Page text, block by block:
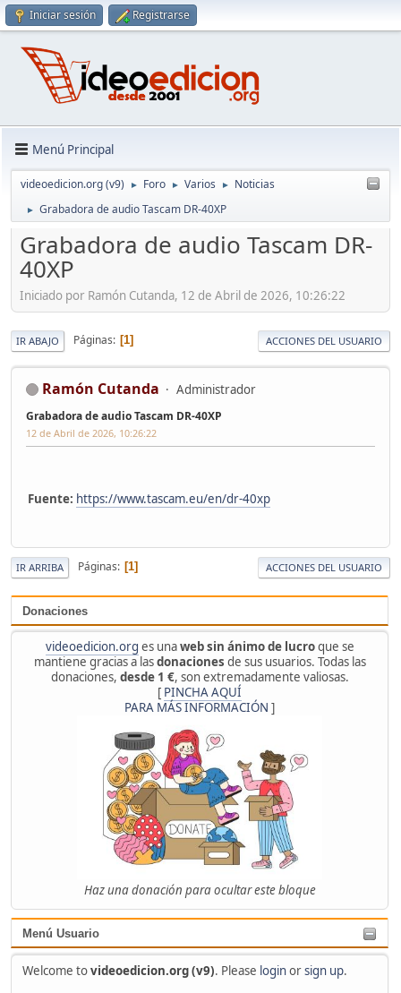
Iniciar sesión Registrarse
Menú Principal
videoedicion.org (v9) ► Foro ► Varios ► Noticias
► Grabadora de audio Tascam DR-40XP
Donaciones
videoedicion.org es unaweb sin ánimo de lucroque se
mantiene gracias a lasdonaciones de sus usuarios. Todas las
donaciones, desde 1 €, son extremadamente valiosas.
[ PINCHA AQUÍ
PARA MÁS INFORMACIÓN ]
Haz una donación para ocultar este bloque
Menú Usuario
Welcome tovideoedicion.org (v9). Please loginorsign up.
Grabadora de audio Tascam DR-
40XP
Iniciado por Ramón Cutanda, 12 de Abril de 2026, 10:26:22
IR ABAJO Páginas 1 ACCIONES DEL USUARIO
Ramón Cutanda Administrador
Grabadora de audio Tascam DR-40XP
12 de Abril de 2026, 10:26:22
Fuente: https://www.tascam.eu/en/dr-40xp
IR ARRIBA Páginas 1 ACCIONES DEL USUARIO